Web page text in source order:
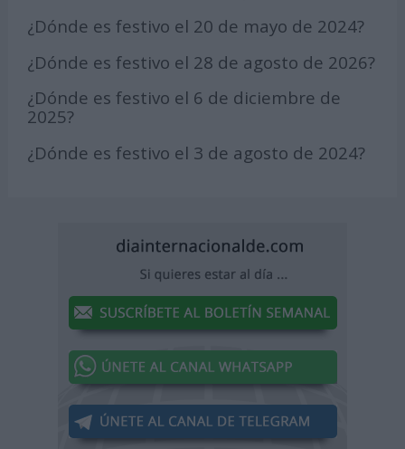
¿Dónde es festivo el 20 de mayo de 2024?
¿Dónde es festivo el 28 de agosto de 2026?
¿Dónde es festivo el 6 de diciembre de
2025?
¿Dónde es festivo el 3 de agosto de 2024?